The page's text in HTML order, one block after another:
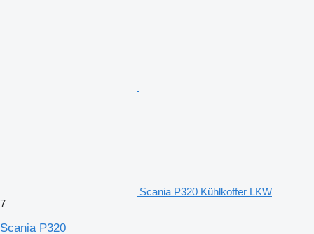
Scania P320 Kühlkoffer LKW
7
Scania P320